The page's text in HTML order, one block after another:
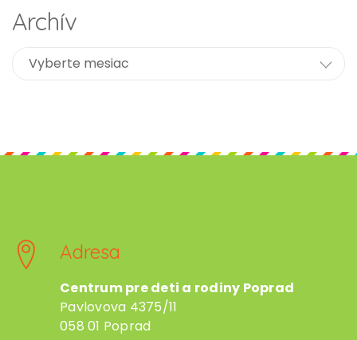
Archív
Adresa
Centrum pre deti a rodiny Poprad
Pavlovova 4375/11
058 01 Poprad